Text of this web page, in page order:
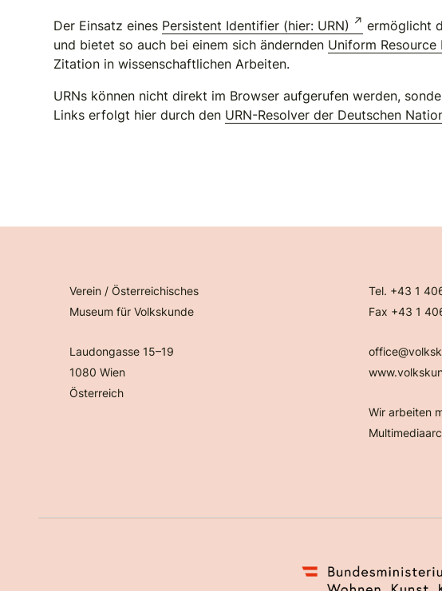
Der Einsatz eines Persistent Identifier (hier: URN)
ermöglicht
und bietet so auch bei einem sich ändernden Uniform Resource
Zitation in wissenschaftlichen Arbeiten.
URNs können nicht direkt im Browser aufgerufen werden,
Links erfolgt hier durch den URN-Resolver der Deutschen
Verein / Österreichisches
Museum für Volkskunde
Laudongasse 15–19
1080 Wien
Österreich
Tel. +43 1
Fax +43 1
Wir arbeiten